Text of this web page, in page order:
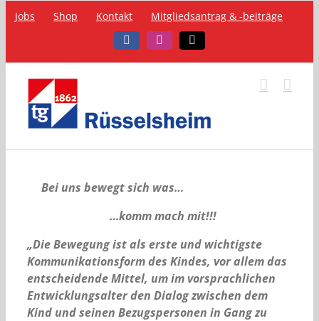
Inhalt
Jobs Shop Kontakt Mitgliedsantrag & -beiträge
FacebookInstagramTelefon
Bei uns bewegt sich was…
…komm mach mit!!!
„Die Bewegung ist als erste und wichtigste
Kommunikationsform des Kindes, vor allem das
entscheidende Mittel, um im vorsprachlichen
Entwicklungsalter den Dialog zwischen dem
Kind und seinen Bezugspersonen in Gang zu